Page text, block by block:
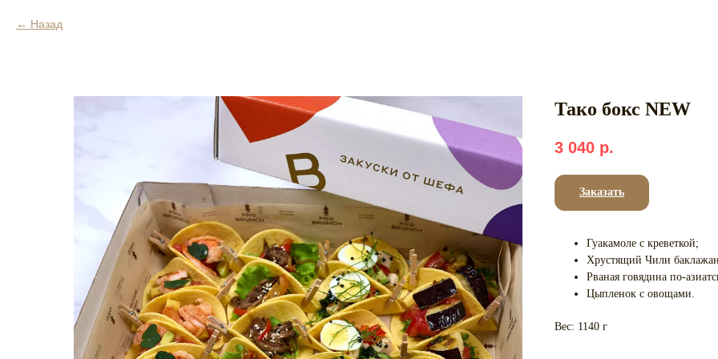
Назад
Тако бокс NEW
3 040 р.
Заказать
Гуакамоле с креветкой;
Хрустящий Чили
Рваная говядина по-
Цыпленок с овощами.
Вес: 1140 г